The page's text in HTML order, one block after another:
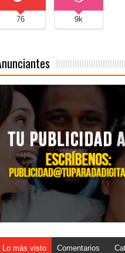
76 9k
Lo más visto Comentarios